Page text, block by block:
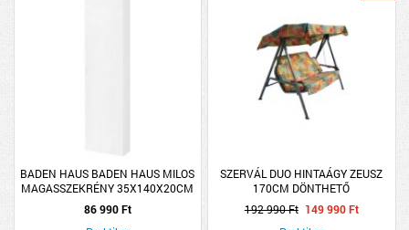
BADEN HAUS BADEN HAUS MILOS
MAGASSZEKRÉNY 35X140X20CM
FEHÉR FÜGGESZTETT
86 990 Ft
SZERVÁL DUO HINTAÁGY ZEUSZ
170CM DÖNTHETŐ
192 990 Ft 149 990 Ft